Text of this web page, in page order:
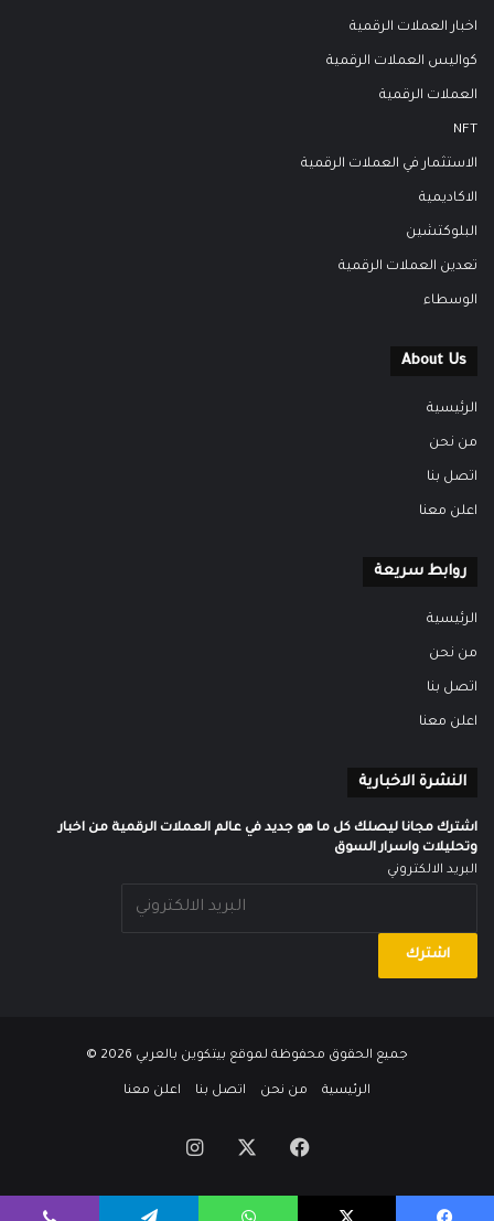
اخبار العملات الرقمية
كواليس العملات الرقمية
العملات الرقمية
NFT
الاستثمار في العملات الرقمية
الاكاديمية
البلوكتشين
تعدين العملات الرقمية
الوسطاء
About Us
الرئيسية
من نحن
اتصل بنا
اعلن معنا
روابط سريعة
الرئيسية
من نحن
اتصل بنا
اعلن معنا
النشرة الاخبارية
اشترك مجانا ليصلك كل ما هو جديد في عالم العملات الرقمية من اخبار
وتحليلات واسرار السوق
البريد الالكتروني
جميع الحقوق محفوظة لموقع بيتكوين بالعربي
الرئيسية من نحن اتصل بنا اعلن معنا
فيسبوك انستقرام